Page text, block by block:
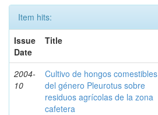
Item hits:
Issue
Date
Title
2004-
10
Cultivo de hongos comestibles
del género Pleurotus sobre
residuos agrícolas de la zona
cafetera